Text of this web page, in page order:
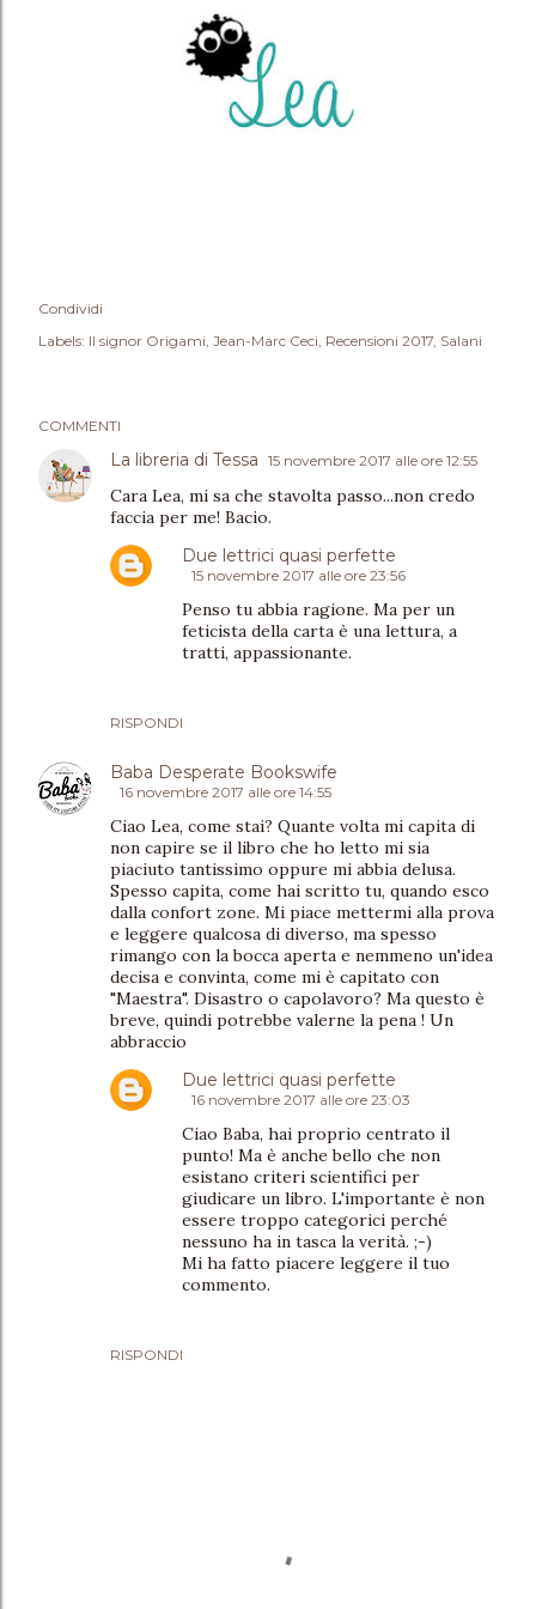
Condividi
Labels: Il signor Origami Jean-Marc Ceci Recensioni 2017 Salani
COMMENTI
La libreria di Tessa 15 novembre 2017 alle ore 12:55
Cara Lea, mi sa che stavolta passo...non credo
faccia per me! Bacio.
RISPONDI
Due lettrici quasi perfette
15 novembre 2017 alle ore 23:56
Penso tu abbia ragione. Ma per un
feticista della carta è una lettura, a
tratti, appassionante.
Baba Desperate Bookswife
16 novembre 2017 alle ore 14:55
Ciao Lea, come stai? Quante volta mi capita di
non capire se il libro che ho letto mi sia
piaciuto tantissimo oppure mi abbia delusa.
Spesso capita, come hai scritto tu, quando esco
dalla confort zone. Mi piace mettermi alla prova
e leggere qualcosa di diverso, ma spesso
rimango con la bocca aperta e nemmeno un'idea
decisa e convinta, come mi è capitato con
"Maestra". Disastro o capolavoro? Ma questo è
breve, quindi potrebbe valerne la pena ! Un
abbraccio
RISPONDI
Due lettrici quasi perfette
16 novembre 2017 alle ore 23:03
Ciao Baba, hai proprio centrato il
punto! Ma è anche bello che non
esistano criteri scientifici per
giudicare un libro. L'importante è non
essere troppo categorici perché
nessuno ha in tasca la verità. ;-)
Mi ha fatto piacere leggere il tuo
commento.